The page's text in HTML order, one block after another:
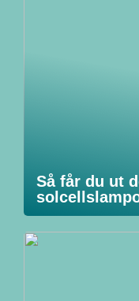
Så får du ut